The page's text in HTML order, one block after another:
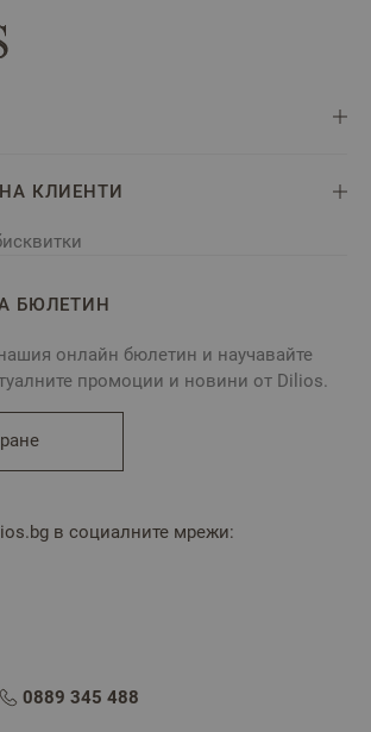
КЛИЕНТИ
БЮЛЕТИН
онлайн бюлетин и научавайте
промоции и новини от Dilios.
в социалните мрежи:
0889 345 488